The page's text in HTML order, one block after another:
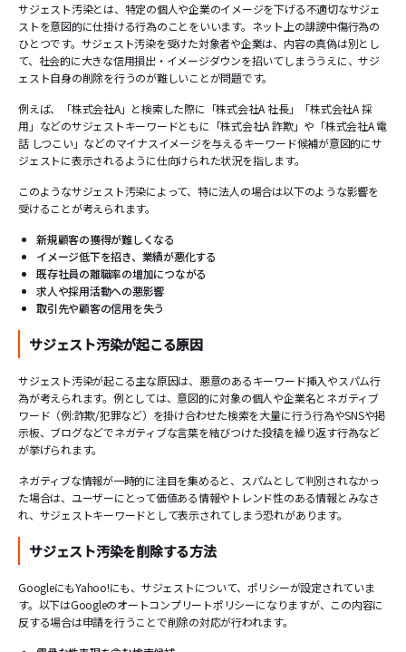
サジェスト汚染とは、特定の個人や企業のイメージを下げる不適切なサジェ
ストを意図的に仕掛ける行為のことをいいます。ネット上の誹謗中傷行為の
ひとつです。サジェスト汚染を受けた対象者や企業は、内容の真偽は別とし
て、社会的に大きな信用損出・イメージダウンを招いてしまううえに、サジ
ェスト自身の削除を行うのが難しいことが問題です。
例えば、「株式会社A」と検索した際に「株式会社A 社長」「株式会社A 採
用」などのサジェストキーワードともに「株式会社A 詐欺」や「株式会社A 電
話 しつこい」などのマイナスイメージを与えるキーワード候補が意図的にサ
ジェストに表示されるように仕向けられた状況を指します。
このようなサジェスト汚染によって、特に法人の場合は以下のような影響を
受けることが考えられます。
新規顧客の獲得が難しくなる
イメージ低下を招き、業績が悪化する
既存社員の離職率の増加につながる
求人や採用活動への悪影響
取引先や顧客の信用を失う
サジェスト汚染が起こる原因
サジェスト汚染が起こる主な原因は、悪意のあるキーワード挿入やスパム行
為が考えられます。例としては、意図的に対象の個人や企業名とネガティブ
ワード（例:詐欺/犯罪など）を掛け合わせた検索を大量に行う行為やSNSや掲
示板、ブログなどでネガティブな言葉を結びつけた投稿を繰り返す行為など
が挙げられます。
ネガティブな情報が一時的に注目を集めると、スパムとして判別されなかっ
た場合は、ユーザーにとって価値ある情報やトレンド性のある情報とみなさ
れ、サジェストキーワードとして表示されてしまう恐れがあります。
サジェスト汚染を削除する方法
GoogleにもYahoo!にも、サジェストについて、ポリシーが設定されていま
す。以下はGoogleのオートコンプリートポリシーになりますが、この内容に
反する場合は申請を行うことで削除の対応が行われます。